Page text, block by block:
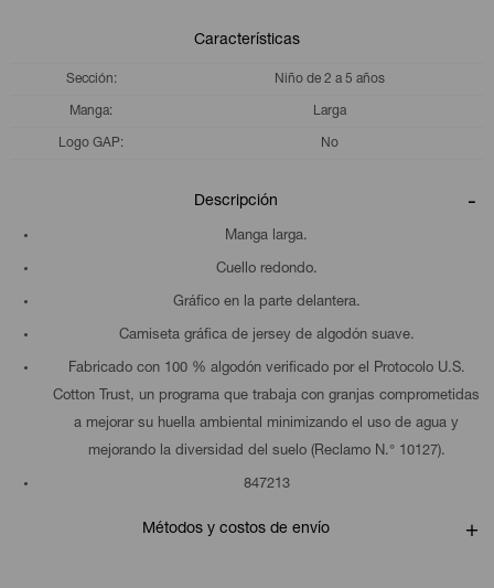
Características
Sección Niño de 2 a 5 años
Manga Larga
Logo GAP No
Descripción
Manga larga.
Cuello redondo.
Gráfico en la parte delantera.
Camiseta gráfica de jersey de algodón suave.
Fabricado con 100 % algodón verificado por el Protocolo U.S.
Cotton Trust, un programa que trabaja con granjas comprometidas
a mejorar su huella ambiental minimizando el uso de agua y
mejorando la diversidad del suelo (Reclamo N.° 10127).
847213
Métodos y costos de envío